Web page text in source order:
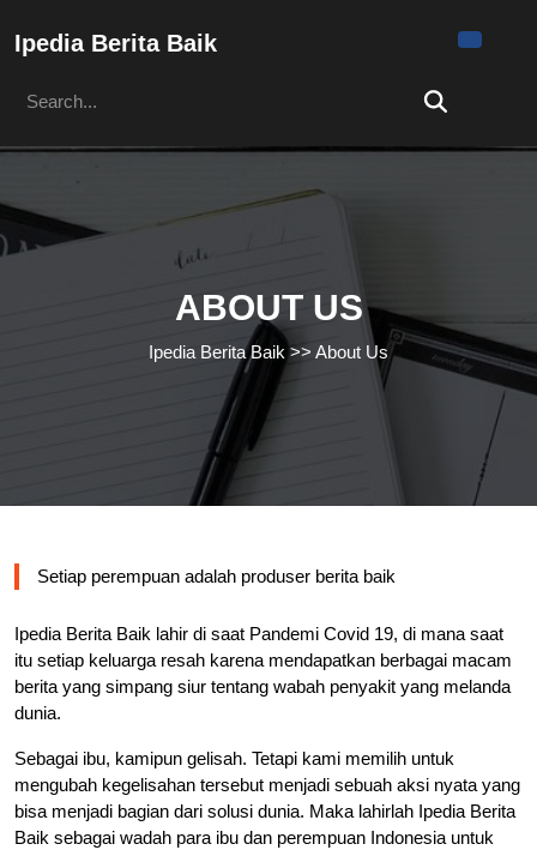
Ipedia Berita Baik
for:
ABOUT US
Ipedia Berita Baik >> About Us
Setiap perempuan adalah produser berita baik
Ipedia Berita Baik lahir di saat Pandemi Covid 19, di mana saat
itu setiap keluarga resah karena mendapatkan berbagai macam
berita yang simpang siur tentang wabah penyakit yang melanda
dunia.
Sebagai ibu, kamipun gelisah. Tetapi kami memilih untuk
mengubah kegelisahan tersebut menjadi sebuah aksi nyata yang
bisa menjadi bagian dari solusi dunia. Maka lahirlah Ipedia Berita
Baik sebagai wadah para ibu dan perempuan Indonesia untuk